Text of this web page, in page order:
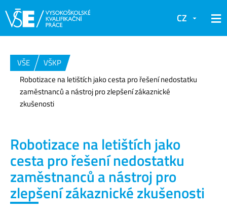
CZ
VŠE
VŠKP
Robotizace na letištích jako cesta pro řešení nedostatku
zaměstnanců a nástroj pro zlepšení zákaznické
zkušenosti
Robotizace na letištích jako
cesta pro řešení nedostatku
zaměstnanců a nástroj pro
zlepšení zákaznické zkušenosti